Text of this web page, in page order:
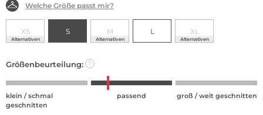
Welche Größe passt mir?
XS
Alternativen
S M
Alternativen
L XL
Alternativen
Größenbeurteilung: ?
klein / schmal
geschnitten
passend groß / weit geschnitten